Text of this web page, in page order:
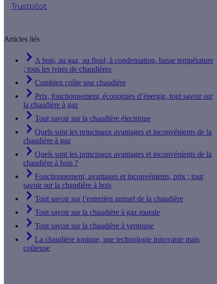
Trustpilot
Articles liés
A bois, au gaz, au fioul, à condensation, basse température
; tous les types de chaudières
Combien coûte une chaudière
Prix, fonctionnement, économies d’énergie, tout savoir sur
la chaudière à gaz
Tout savoir sur la chaudière électrique
Quels sont les principaux avantages et inconvénients de la
chaudière à gaz
Quels sont les principaux avantages et inconvénients de la
chaudière à bois ?
Fonctionnement, avantages et inconvénients, prix ; tout
savoir sur la chaudière à bois
Tout savoir sur l’entretien annuel de la chaudière
Tout savoir sur la chaudière à gaz murale
Tout savoir sur la chaudière à ventouse
La chaudière ionique, une technologie innovante mais
coûteuse